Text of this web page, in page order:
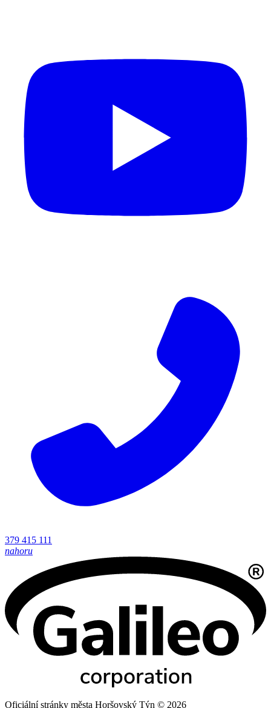
379 415 111
nahoru
Oficiální stránky města Horšovský Týn © 2026